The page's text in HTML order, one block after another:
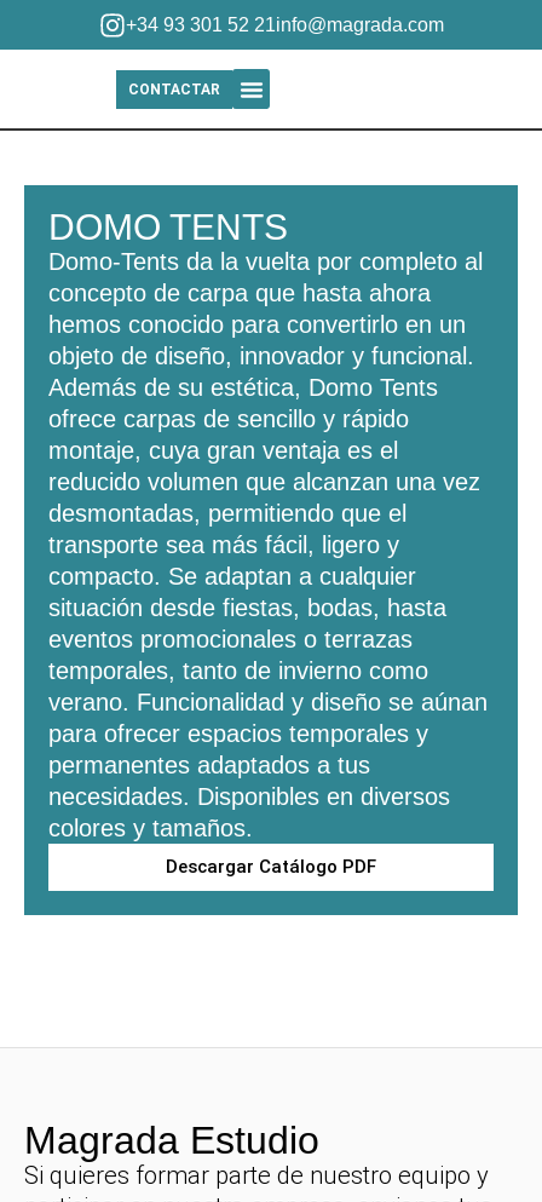
+34 93 301 52 21info@magrada.com
CONTACTAR
DOMO TENTS
Domo-Tents da la vuelta por completo al
concepto de carpa que hasta ahora
hemos conocido para convertirlo en un
objeto de diseño, innovador y funcional.
Además de su estética, Domo Tents
ofrece carpas de sencillo y rápido
montaje, cuya gran ventaja es el
reducido volumen que alcanzan una vez
desmontadas, permitiendo que el
transporte sea más fácil, ligero y
compacto. Se adaptan a cualquier
situación desde fiestas, bodas, hasta
eventos promocionales o terrazas
temporales, tanto de invierno como
verano. Funcionalidad y diseño se aúnan
para ofrecer espacios temporales y
permanentes adaptados a tus
necesidades. Disponibles en diversos
colores y tamaños.
Descargar Catálogo PDF
Magrada Estudio
Si quieres formar parte de nuestro equipo y